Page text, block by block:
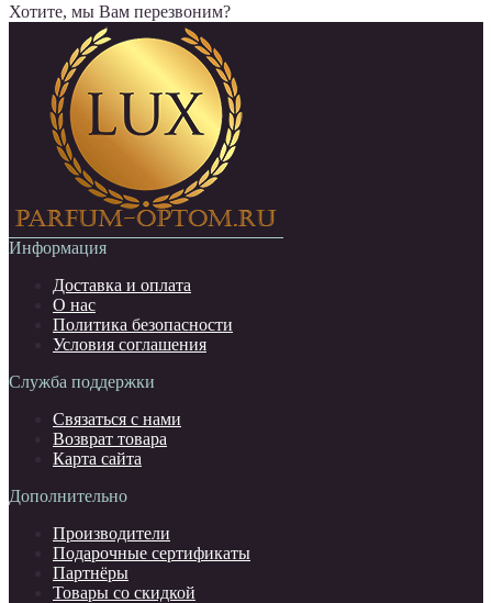
Хотите, мы Вам перезвоним?
Информация
Доставка и оплата
О нас
Политика безопасности
Условия соглашения
Служба поддержки
Связаться с нами
Возврат товара
Карта сайта
Дополнительно
Производители
Подарочные сертификаты
Партнёры
Товары со скидкой